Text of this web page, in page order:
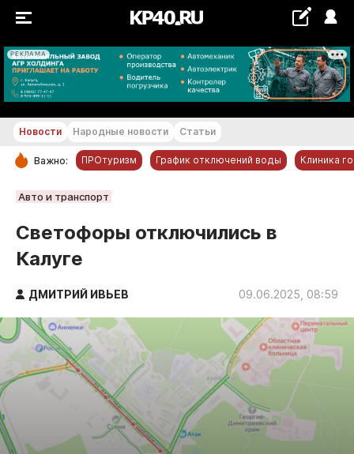
РЕКЛАМА
+24...+25 °С
РУБРИКИ
Обнинск
Новости компаний
Статьи
Народные новости
Авто и транспорт
Благоустройство
Криминал
Культура
Недвижимость и ЖКХ
Образование
Новости Народные новости Статьи
Важно: ПРОтуризм График отключений воды Клиника
Авто и транспорт
Светофоры отключились в
Калуге
ДМИТРИЙ ИВЬЕВ 09.06.2025, 08:59